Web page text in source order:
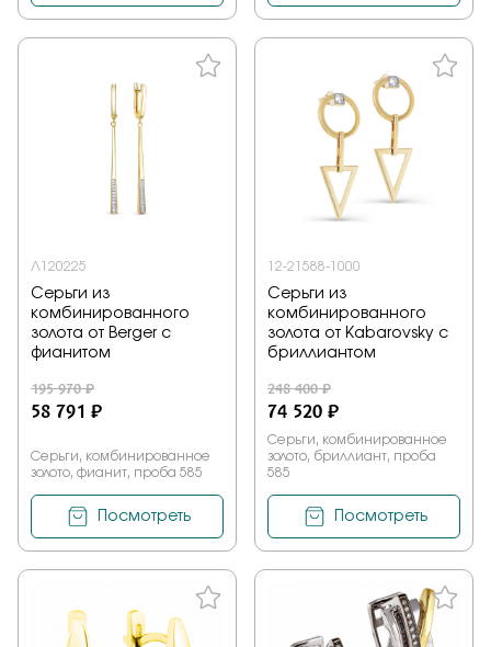
Л120225
Серьги из
комбинированного
золота от Berger с
фианитом
195 970 ₽
58 791 ₽
Серьги, комбинированное
золото, фианит, проба 585
Посмотреть
12-21588-1000
Серьги из
комбинированного
золота от Kabarovsky с
бриллиантом
248 400 ₽
74 520 ₽
Серьги, комбинированное
золото, бриллиант, проба
585
Посмотреть